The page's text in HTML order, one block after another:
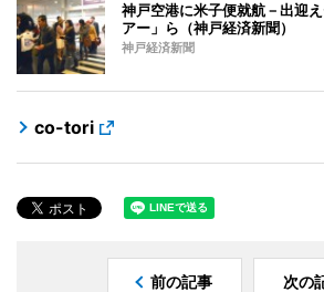
神戸空港に米子便就航－出迎
アー」ら（神戸経済新聞）
神戸経済新聞
co-tori
前の記事 次の